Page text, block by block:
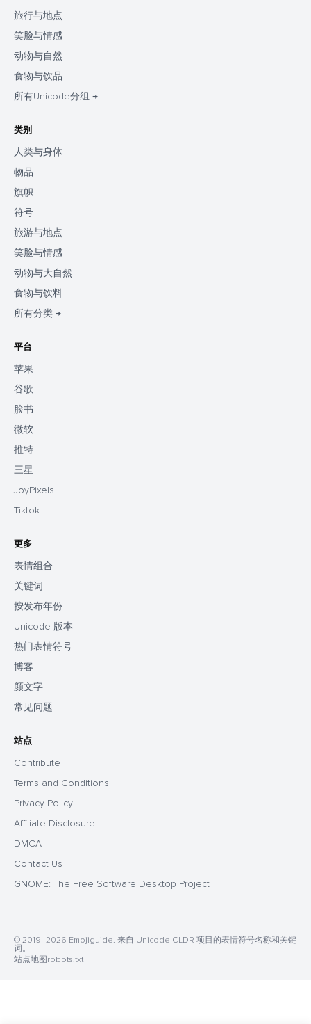
旅行与地点
笑脸与情感
动物与自然
食物与饮品
所有Unicode分组 →
类别
人类与身体
物品
旗帜
符号
旅游与地点
笑脸与情感
动物与大自然
食物与饮料
所有分类 →
平台
苹果
谷歌
脸书
微软
推特
三星
JoyPixels
Tiktok
更多
表情组合
关键词
按发布年份
Unicode 版本
热门表情符号
博客
颜文字
常见问题
站点
Contribute
Terms and Conditions
Privacy Policy
Affiliate Disclosure
DMCA
Contact Us
GNOME: The Free Software Desktop Project
© 2019–2026 Emojiguide. 来自 Unicode CLDR 项目的表情符号名称和关键
词。
站点地图 robots.txt